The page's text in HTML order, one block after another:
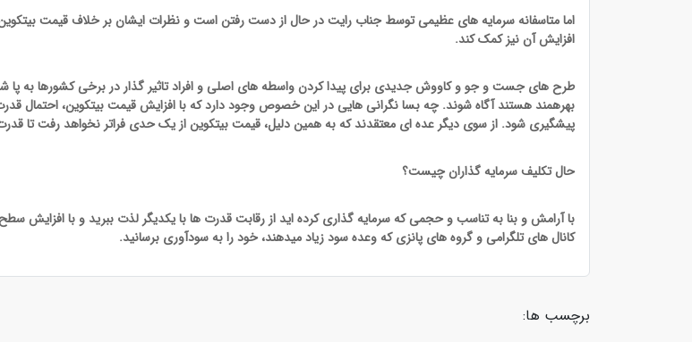
اما متاسفانه سرمایه های عظیمی توسط جناب رایت در حال از دست رفتن است و نظرات ایشان بر خلاف قیمت
افزایش آن نیز کمک کند.
طرح های جست و جو و کاووش جدیدی برای پیدا کردن واسطه های اصلی و افراد تاثیر گذار در برخی کشورها به پا
بهرهمند هستند آگاه شوند. چه بسا نگرانی هایی در این خصوص وجود دارد که با افزایش قیمت بیتکوین، احتمال قدرت
پیشگیری شود. از سوی دیگر عده ای معتقدند که به همین دلیل، قیمت بیتکوین از یک حدی فراتر نخواهد رفت تا
حال تکلیف سرمایه گذاران چیست؟
با آرامش و بنا به تناسب و حجمی که سرمایه گذاری کرده اید از رقابت قدرت ها با یکدیگر لذت ببرید و با افزایش
کانال های تلگرامی و گروه های پانزی که وعده سود زیاد میدهند، خود را به سودآوری برسانید.
برچسب ها: